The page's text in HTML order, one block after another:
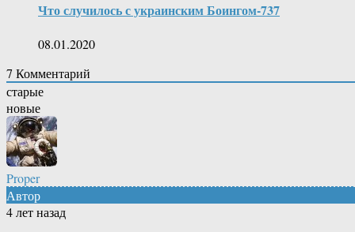
Что случилось с украинским Боингом-737
08.01.2020
7 Комментарий
старые
новые
Proper
Автор
4 лет назад